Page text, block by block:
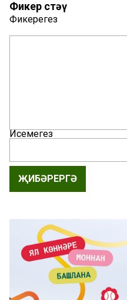
Фикер өстәү
Фикерегез
Исемегез
ҖИБӘРЕРГӘ